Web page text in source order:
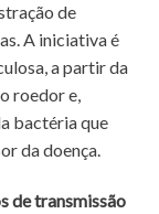
de
A iniciativa é
a partir da
roedor e,
bactéria que
da doença.
de transmissão